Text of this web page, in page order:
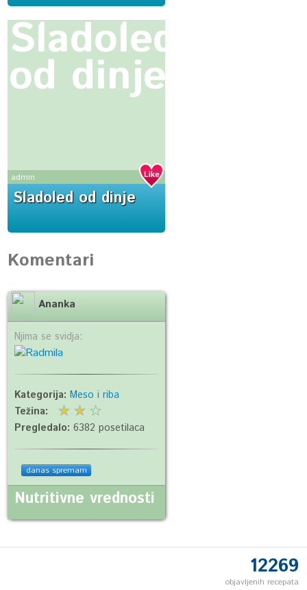
Sladoled
od dinje
admin
Sladoled od dinje
Komentari
Ananka
Njima se svidja:
Kategorija:Meso i riba
Težina:
Pregledalo: 6382 posetilaca
danas spremam
Nutritivne vrednosti
12269
objavljenih recepata